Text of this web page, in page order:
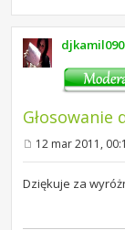
Głosowanie
o
s
t
12 mar 2011,
Dziękuje za